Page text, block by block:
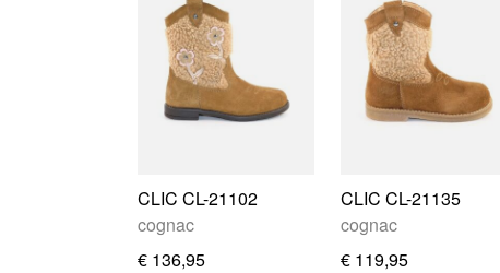
CLIC CL-21102
cognac
€ 136,95
CLIC CL-21135
cognac
€ 119,95